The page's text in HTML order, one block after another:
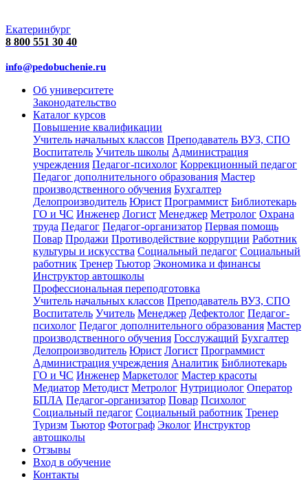
Екатеринбург
8 800 551 30 40
info@pedobuchenie.ru
Об университете
Законодательство
Каталог курсов
Повышение квалификации
Учитель начальных классов Преподаватель ВУЗ, СПО
Воспитатель Учитель школы Администрация
учреждения Педагог-психолог Коррекционный педагог
Педагог дополнительного образования Мастер
производственного обучения Бухгалтер
Делопроизводитель Юрист Программист Библиотекарь
ГО и ЧС Инженер Логист Менеджер Метролог Охрана
труда Педагог Педагог-организатор Первая помощь
Повар Продажи Противодействие коррупции Работник
культуры и искусства Социальный педагог Социальный
работник Тренер Тьютор Экономика и финансы
Инструктор автошколы
Профессиональная переподготовка
Учитель начальных классов Преподаватель ВУЗ, СПО
Воспитатель Учитель Менеджер Дефектолог Педагог-
психолог Педагог дополнительного образования Мастер
производственного обучения Госслужащий Бухгалтер
Делопроизводитель Юрист Логист Программист
Администрация учреждения Аналитик Библиотекарь
ГО и ЧС Инженер Маркетолог Мастер красоты
Медиатор Методист Метролог Нутрициолог Оператор
БПЛА Педагог-организатор Повар Психолог
Социальный педагог Социальный работник Тренер
Туризм Тьютор Фотограф Эколог Инструктор
автошколы
Отзывы
Вход в обучение
Контакты